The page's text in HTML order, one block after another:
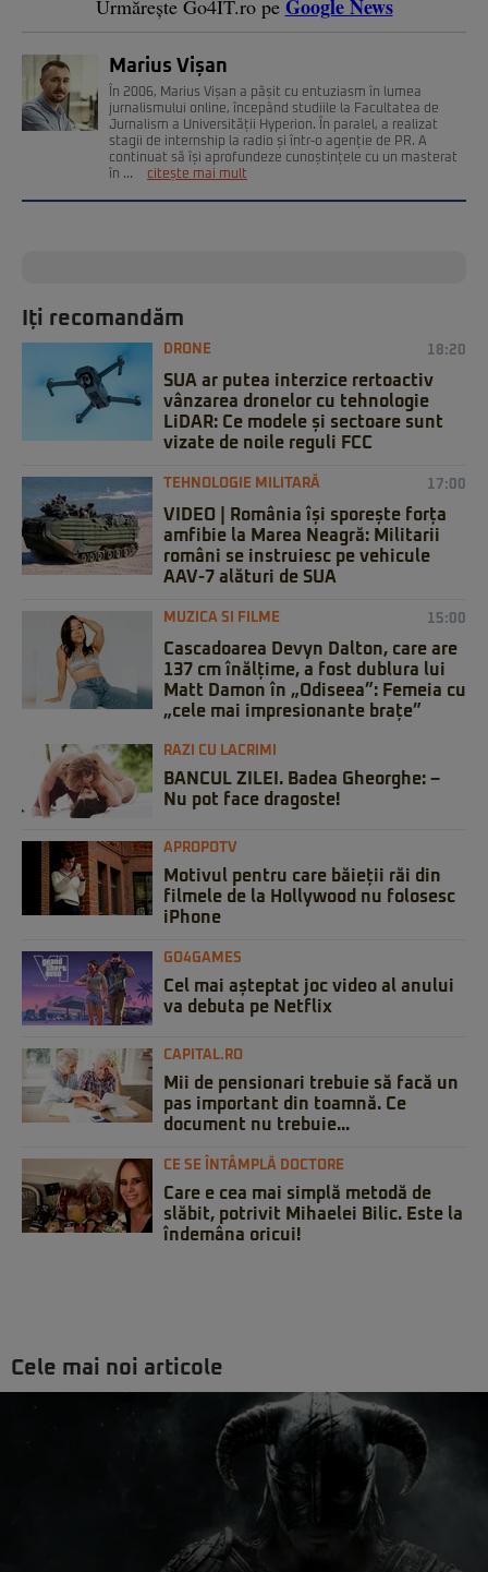
Urmărește Go4IT.ro pe Google News
Marius Vișan
În 2006, Marius Vișan a pășit cu entuziasm în lumea
jurnalismului online, începând studiile la Facultatea de
Jurnalism a Universității Hyperion. În paralel, a realizat
stagii de internship la radio și într-o agenție de PR. A
continuat să își aprofundeze cunoștințele cu un masterat
în ...
citește mai mult
Iți recomandăm
DRONE 18:20
SUA ar putea interzice rertoactiv
vânzarea dronelor cu tehnologie
LiDAR: Ce modele și sectoare sunt
vizate de noile reguli FCC
TEHNOLOGIE MILITARĂ 17:00
VIDEO | România își sporește forța
amfibie la Marea Neagră: Militarii
români se instruiesc pe vehicule
AAV-7 alături de SUA
MUZICA SI FILME 15:00
Cascadoarea Devyn Dalton, care are
137 cm înălțime, a fost dublura lui
Matt Damon în „Odiseea”: Femeia cu
„cele mai impresionante brațe”
RAZI CU LACRIMI
BANCUL ZILEI. Badea Gheorghe: –
Nu pot face dragoste!
APROPOTV
Motivul pentru care băieții răi din
filmele de la Hollywood nu folosesc
iPhone
GO4GAMES
Cel mai așteptat joc video al anului
va debuta pe Netflix
CAPITAL.RO
Mii de pensionari trebuie să facă un
pas important din toamnă. Ce
document nu trebuie...
CE SE ÎNTÂMPLĂ DOCTORE
Care e cea mai simplă metodă de
slăbit, potrivit Mihaelei Bilic. Este la
îndemâna oricui!
Cele mai noi articole